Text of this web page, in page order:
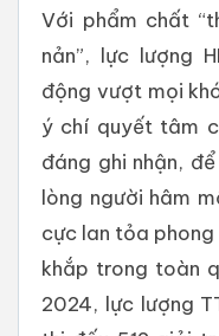
Với phẩm chất
nản”, lực lượng
động vượt mọi
ý chí quyết tâm
đáng ghi nhận,
lòng người hâm
cực lan tỏa
khắp trong toàn
2024, lực lượng